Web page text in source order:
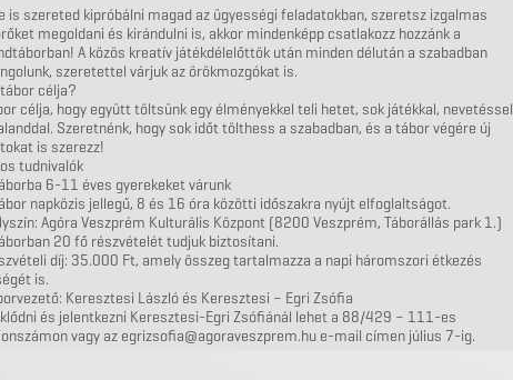
is szereted kipróbálni magad az ügyességi feladatokban, szeretsz izgalmas
megoldani és kirándulni is, akkor mindenképp csatlakozz hozzánk a
A közös kreatív játékdélelőttök után minden délután a szabadban
szeretettel várjuk az örökmozgókat is.
célja?
célja, hogy együtt töltsünk egy élményekkel teli hetet, sok játékkal, nevetéssel
Szeretnénk, hogy sok időt tölthess a szabadban, és a tábor végére új
is szerezz!
tudnivalók
6-11 éves gyerekeket várunk
napközis jellegű, 8 és 16 óra közötti időszakra nyújt elfoglaltságot.
Agóra Veszprém Kulturális Központ (8200 Veszprém, Táborállás park 1.)
20 fő részvételét tudjuk biztosítani.
díj: 35.000 Ft, amely összeg tartalmazza a napi háromszori étkezés
is.
Keresztesi László és Keresztesi – Egri Zsófia
és jelentkezni Keresztesi-Egri Zsófiánál lehet a 88/429 – 111-es
vagy az egrizsofia@agoraveszprem.hu e-mail címen július 7-ig.